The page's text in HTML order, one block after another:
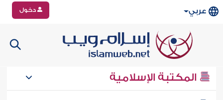
عربي دخول
المكتبة الإسلامية